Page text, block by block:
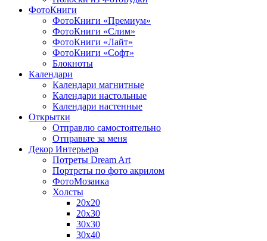
ФотоКниги
ФотоКниги «Премиум»
ФотоКниги «Слим»
ФотоКниги «Лайт»
ФотоКниги «Софт»
Блокноты
Календари
Календари магнитные
Календари настольные
Календари настенные
Открытки
Отправлю самостоятельно
Отправьте за меня
Декор Интерьера
Потреты Dream Art
Портреты по фото акрилом
ФотоМозаика
Холсты
20х20
20х30
30х30
30х40